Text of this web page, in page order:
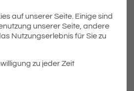
7.75 MB
auf unserer Seite. Einige sind
unserer Seite, andere
Nutzungserlebnis für Sie zu
zu jeder Zeit